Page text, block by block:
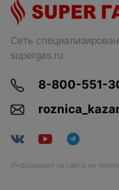
Сеть
supergas.ru
8-800-551-
Информация на сайте не